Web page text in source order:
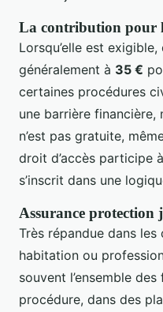
La contribution pour
Lorsqu’elle est
généralement à 35 €
certaines procédures
une barrière financière,
n’est pas gratuite,
droit d’accès participe
s’inscrit dans une
Assurance
Très répandue dans
habitation ou
souvent l’ensemble
procédure, dans des